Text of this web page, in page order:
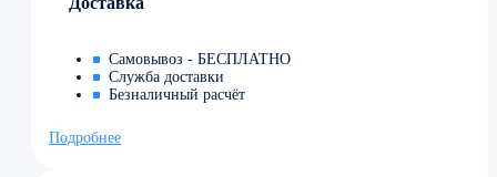
Самовывоз - БЕСПЛАТНО
Служба доставки
Безналичный расчёт
Подробнее